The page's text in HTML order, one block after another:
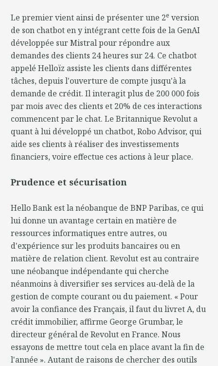
Le premier vient ainsi de présenter une 2e version
de son chatbot en y intégrant cette fois de la GenAI
développée sur Mistral pour répondre aux
demandes des clients 24 heures sur 24. Ce chatbot
appelé Helloïz assiste les clients dans différentes
tâches, depuis l'ouverture de compte jusqu'à la
demande de crédit. Il interagit plus de 200 000 fois
par mois avec des clients et 20% de ces interactions
commencent par le chat. Le Britannique Revolut a
quant à lui développé un chatbot, Robo Advisor, qui
aide ses clients à réaliser des investissements
financiers, voire effectue ces actions à leur place.
Prudence et sécurisation
Hello Bank est la néobanque de BNP Paribas, ce qui
lui donne un avantage certain en matière de
ressources informatiques entre autres, ou
d'expérience sur les produits bancaires ou en
matière de relation client. Revolut est au contraire
une néobanque indépendante qui cherche
néanmoins à diversifier ses services au-delà de la
gestion de compte courant ou du paiement. « Pour
avoir la confiance des Français, il faut du livret A, du
crédit immobilier, affirme George Grumbar, le
directeur général de Revolut en France. Nous
essayons de mettre tout cela en place avant la fin de
l'année ». Autant de raisons de chercher des outils